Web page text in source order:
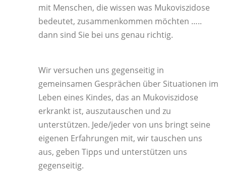
mit Menschen, die wissen was Mukoviszidose
bedeutet, zusammenkommen möchten …..
dann sind Sie bei uns genau richtig.
Wir versuchen uns gegenseitig in
gemeinsamen Gesprächen über Situationen im
Leben eines Kindes, das an Mukoviszidose
erkrankt ist, auszutauschen und zu
unterstützen. Jede/jeder von uns bringt seine
eigenen Erfahrungen mit, wir tauschen uns
aus, geben Tipps und unterstützen uns
gegenseitig.